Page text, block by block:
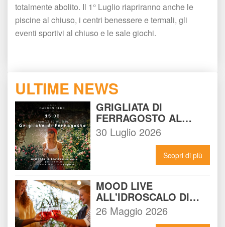
totalmente abolito. Il 1° Luglio riapriranno anche le
piscine al chiuso, i centri benessere e termali, gli
eventi sportivi al chiuso e le sale giochi.
ULTIME NEWS
GRIGLIATA DI
FERRAGOSTO AL
BEACH GARDEN CLUB
MILANO: LA FESTA DA
NON PERDERE DEL 15
30 Luglio 2026
Scopri di più
MOOD LIVE
ALL'IDROSCALO DI
MILANO: IL LOCALE
CHE DEVI CONOSCERE
26 Maggio 2026